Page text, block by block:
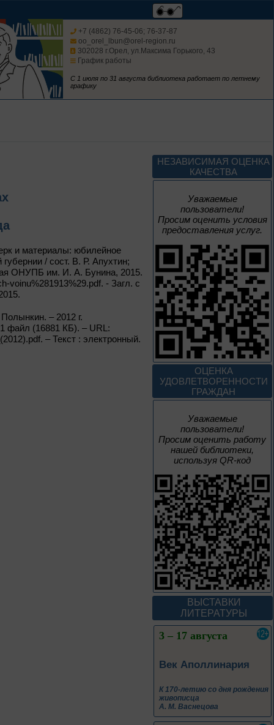
+7 (4862) 76-45-06; 76-37-87
oo_orel_lbun@orel-region.ru
302028 г.Орел, ул.Максима Горького, 43
График работы
С 1 июля по 31 августа библиотека работает по летнему
графику
и материалы: юбилейное
/ сост. В. Р. Апухтин;
ОНУПБ им. И. А. Бунина, 2015.
voinu%281913%29.pdf. - Загл. с
– 2012 г.
файл (16881 КБ). – URL:
– Текст : электронный.
НЕЗАВИСИМАЯ ОЦЕНКА
КАЧЕСТВА
Уважаемые
пользователи!
Просим оценить условия
предоставления услуг.
ОЦЕНКА
УДОВЛЕТВОРЕННОСТИ
ГРАЖДАН
Уважаемые
пользователи!
Просим оценить работу
нашей библиотеки,
используя QR-код
ВЫСТАВКИ
ЛИТЕРАТУРЫ
До конца года
Изучаем русский
До конца года
Россия: приглашение
в путешествие
Цикл выставок литературы
До конца года
Мастера кисти:
галерея талантов
До конца года
Творец и муза
Цикл выставок литературы
4 – 14 августа
В борьбе против
нацизма мы были
вместе
Великая Победа народов
многонациональной страны
3 – 17 августа
Век Аполлинария
К 170-летию со дня рождения
живописца
А. М. Васнецова